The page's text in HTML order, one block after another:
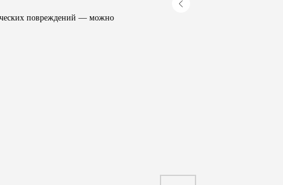
повреждений — можно